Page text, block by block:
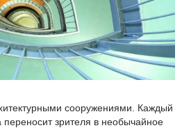
сооружениями. Каждый
зрителя в необычайное